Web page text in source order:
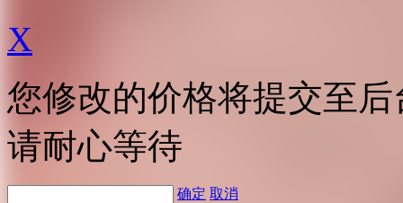
X
您修改的价格将提交至
请耐心等待
确定 取消